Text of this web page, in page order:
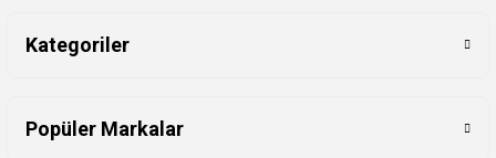
Kategoriler
Popüler Markalar